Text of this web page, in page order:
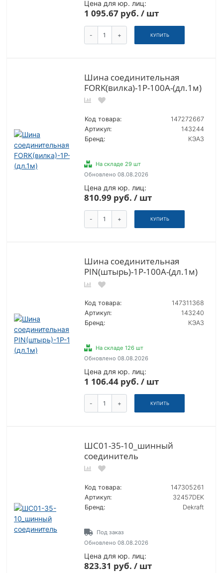
Цена для юр. лиц:
1 095.67 руб. / шт
- + КУПИТЬ
Шина соединительная
FORK(вилка)-1Р-100А-(дл.1м)
Код товара:
147272667
Артикул:
143244
Бренд:
КЭАЗ
На складе 29 шт
Обновлено 08.08.2026
Цена для юр. лиц:
810.99 руб. / шт
- + КУПИТЬ
Шина соединительная
PIN(штырь)-1Р-100А-(дл.1м)
Код товара:
147311368
Артикул:
143240
Бренд:
КЭАЗ
На складе 126 шт
Обновлено 08.08.2026
Цена для юр. лиц:
1 106.44 руб. / шт
- + КУПИТЬ
ШС01-35-10_шинный
соединитель
Код товара:
147305261
Артикул:
32457DEK
Бренд:
Dekraft
Под заказ
Обновлено 08.08.2026
Цена для юр. лиц:
823.31 руб. / шт